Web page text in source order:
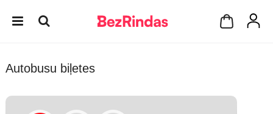
Autobusu biļetes